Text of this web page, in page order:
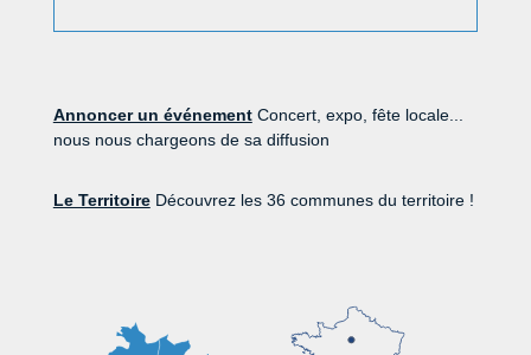
Annoncer un événementConcert, expo, fête locale...
nous nous chargeons de sa diffusion
Le TerritoireDécouvrez les 36 communes du territoire !